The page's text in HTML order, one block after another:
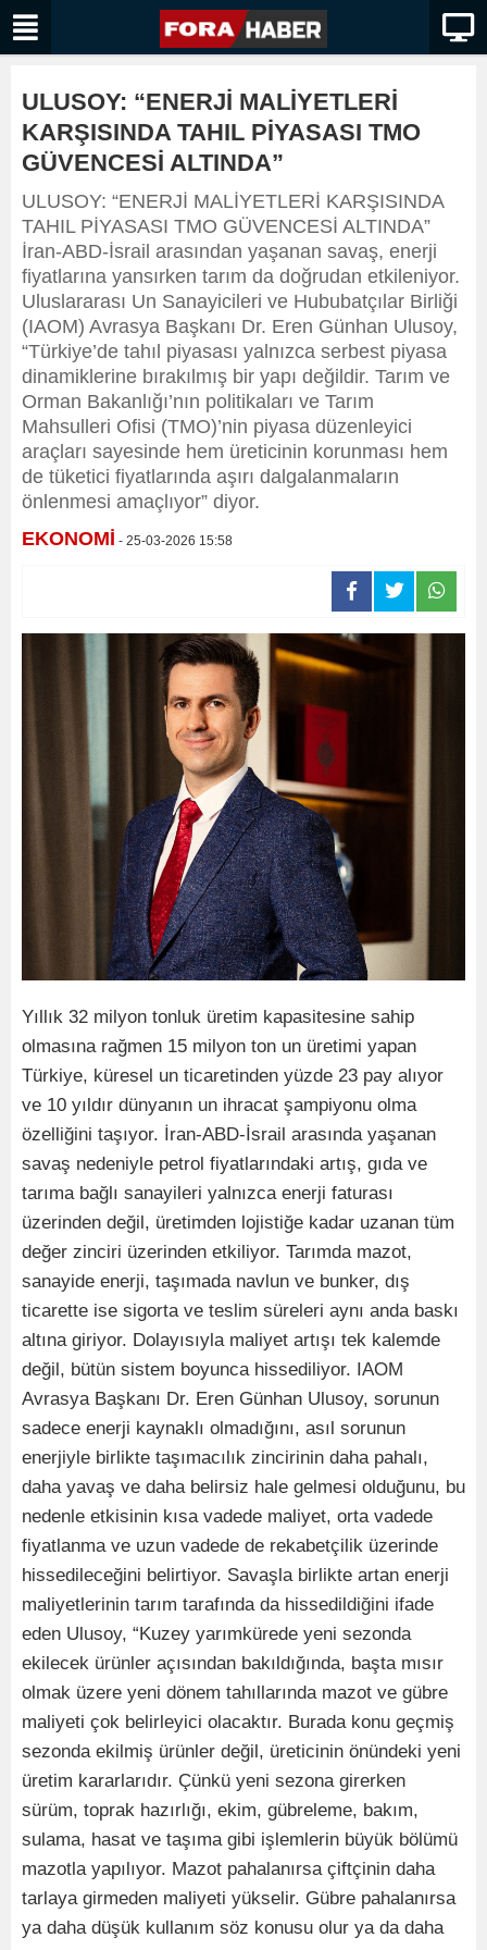
ULUSOY: “ENERJİ MALİYETLERİ
KARŞISINDA TAHIL PİYASASI TMO
GÜVENCESİ ALTINDA”
ULUSOY: “ENERJİ MALİYETLERİ KARŞISINDA
TAHIL PİYASASI TMO GÜVENCESİ ALTINDA”
İran-ABD-İsrail arasından yaşanan savaş, enerji
fiyatlarına yansırken tarım da doğrudan etkileniyor.
Uluslararası Un Sanayicileri ve Hububatçılar Birliği
(IAOM) Avrasya Başkanı Dr. Eren Günhan Ulusoy,
“Türkiye’de tahıl piyasası yalnızca serbest piyasa
dinamiklerine bırakılmış bir yapı değildir. Tarım ve
Orman Bakanlığı’nın politikaları ve Tarım
Mahsulleri Ofisi (TMO)’nin piyasa düzenleyici
araçları sayesinde hem üreticinin korunması hem
de tüketici fiyatlarında aşırı dalgalanmaların
önlenmesi amaçlıyor” diyor.
EKONOMİ - 25-03-2026 15:58
Yıllık 32 milyon tonluk üretim kapasitesine sahip
olmasına rağmen 15 milyon ton un üretimi yapan
Türkiye, küresel un ticaretinden yüzde 23 pay alıyor
ve 10 yıldır dünyanın un ihracat şampiyonu olma
özelliğini taşıyor. İran-ABD-İsrail arasında yaşanan
savaş nedeniyle petrol fiyatlarındaki artış, gıda ve
tarıma bağlı sanayileri yalnızca enerji faturası
üzerinden değil, üretimden lojistiğe kadar uzanan tüm
değer zinciri üzerinden etkiliyor. Tarımda mazot,
sanayide enerji, taşımada navlun ve bunker, dış
ticarette ise sigorta ve teslim süreleri aynı anda baskı
altına giriyor. Dolayısıyla maliyet artışı tek kalemde
değil, bütün sistem boyunca hissediliyor. IAOM
Avrasya Başkanı Dr. Eren Günhan Ulusoy, sorunun
sadece enerji kaynaklı olmadığını, asıl sorunun
enerjiyle birlikte taşımacılık zincirinin daha pahalı,
daha yavaş ve daha belirsiz hale gelmesi olduğunu, bu
nedenle etkisinin kısa vadede maliyet, orta vadede
fiyatlanma ve uzun vadede de rekabetçilik üzerinde
hissedileceğini belirtiyor. Savaşla birlikte artan enerji
maliyetlerinin tarım tarafında da hissedildiğini ifade
eden Ulusoy, “Kuzey yarımkürede yeni sezonda
ekilecek ürünler açısından bakıldığında, başta mısır
olmak üzere yeni dönem tahıllarında mazot ve gübre
maliyeti çok belirleyici olacaktır. Burada konu geçmiş
sezonda ekilmiş ürünler değil, üreticinin önündeki yeni
üretim kararlarıdır. Çünkü yeni sezona girerken
sürüm, toprak hazırlığı, ekim, gübreleme, bakım,
sulama, hasat ve taşıma gibi işlemlerin büyük bölümü
mazotla yapılıyor. Mazot pahalanırsa çiftçinin daha
tarlaya girmeden maliyeti yükselir. Gübre pahalanırsa
ya daha düşük kullanım söz konusu olur ya da daha